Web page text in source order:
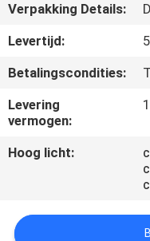
CONTACTEER
VERZOEK
OM EEN
CITAAT
SITEMAP
Verpakking Details:
Levertijd:
Betalingscondities:
Levering
vermogen:
Hoog licht: